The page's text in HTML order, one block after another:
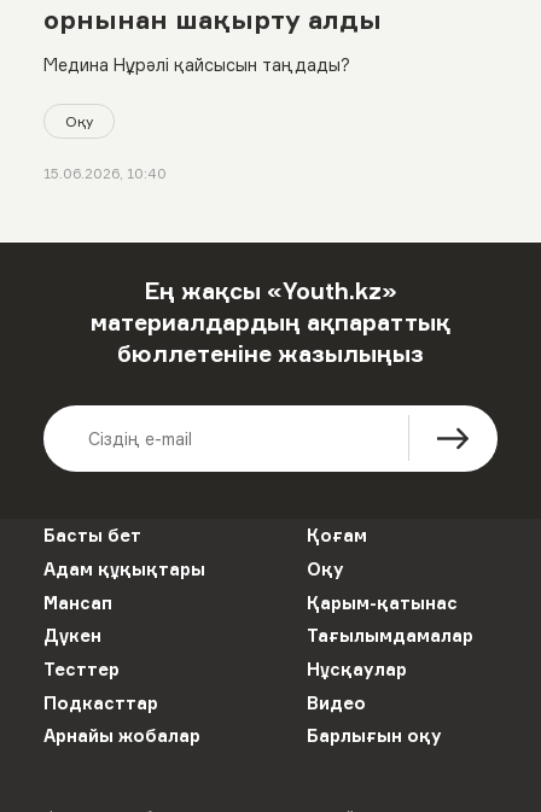
орнынан шақырту алды
Медина Нұрәлі қайсысын таңдады?
Оқу
15.06.2026, 10:40
Ең жақсы «Youth.kz»
материалдардың ақпараттық
бюллетеніне жазылыңыз
Басты бет
Қоғам
Адам құқықтары
Оқу
Мансап
Қарым-қатынас
Дүкен
Тағылымдамалар
Тесттер
Нұсқаулар
Подкасттар
Видео
Арнайы жобалар
Барлығын оқу